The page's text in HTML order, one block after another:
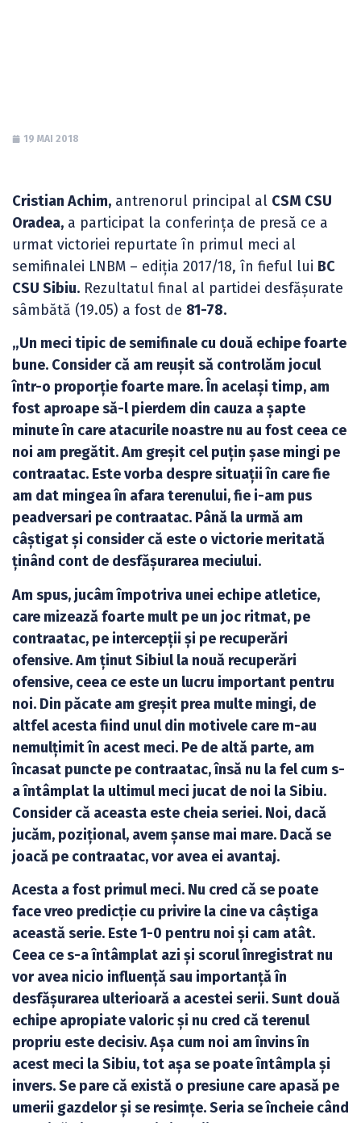
19 MAI 2018
Cristian Achim, antrenorul principal al CSM CSU
Oradea, a participat la conferința de presă ce a
urmat victoriei repurtate în primul meci al
semifinalei LNBM – ediția 2017/18, în fieful lui BC
CSU Sibiu. Rezultatul final al partidei desfășurate
sâmbătă (19.05) a fost de 81-78.
„Un meci tipic de semifinale cu două echipe foarte
bune. Consider că am reușit să controlăm jocul
într-o proporție foarte mare. În același timp, am
fost aproape să-l pierdem din cauza a șapte
minute în care atacurile noastre nu au fost ceea ce
noi am pregătit. Am greșit cel puțin șase mingi pe
contraatac. Este vorba despre situații în care fie
am dat mingea în afara terenului, fie i-am pus
peadversari pe contraatac. Până la urmă am
câștigat și consider că este o victorie meritată
ținând cont de desfășurarea meciului.
Am spus, jucâm împotriva unei echipe atletice,
care mizează foarte mult pe un joc ritmat, pe
contraatac, pe intercepții și pe recuperări
ofensive. Am ținut Sibiul la nouă recuperări
ofensive, ceea ce este un lucru important pentru
noi. Din păcate am greșit prea multe mingi, de
altfel acesta fiind unul din motivele care m-au
nemulțimit în acest meci. Pe de altă parte, am
încasat puncte pe contraatac, însă nu la fel cum s-
a întâmplat la ultimul meci jucat de noi la Sibiu.
Consider că aceasta este cheia seriei. Noi, dacă
jucăm, pozițional, avem șanse mai mare. Dacă se
joacă pe contraatac, vor avea ei avantaj.
Acesta a fost primul meci. Nu cred că se poate
face vreo predicție cu privire la cine va câștiga
această serie. Este 1-0 pentru noi și cam atât.
Ceea ce s-a întâmplat azi și scorul înregistrat nu
vor avea nicio influență sau importanță în
desfășurarea ulterioară a acestei serii. Sunt două
echipe apropiate valoric și nu cred că terenul
propriu este decisiv. Așa cum noi am învins în
acest meci la Sibiu, tot așa se poate întâmpla și
invers. Se pare că există o presiune care apasă pe
umerii gazdelor și se resimțe. Seria se încheie când